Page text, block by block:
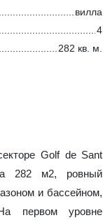
вилла
4
282 кв. м.
Golf de Sant
282 м2, ровный
и бассейном,
первом уровне